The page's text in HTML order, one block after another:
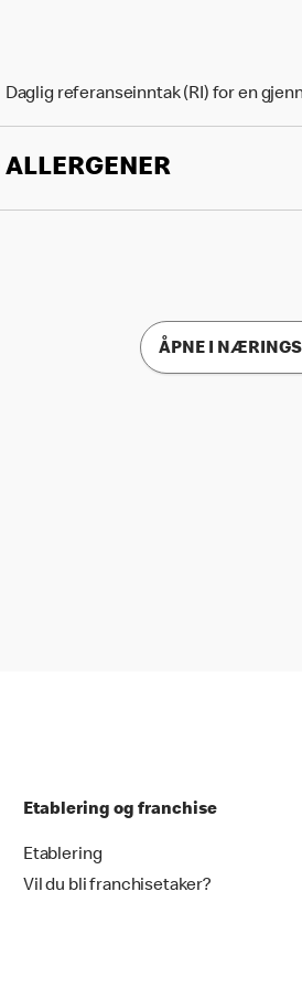
Daglig referanseinntak (RI) for en
ÅPNE I
Etablering og franchise
Etablering
Vil du bli franchisetaker?